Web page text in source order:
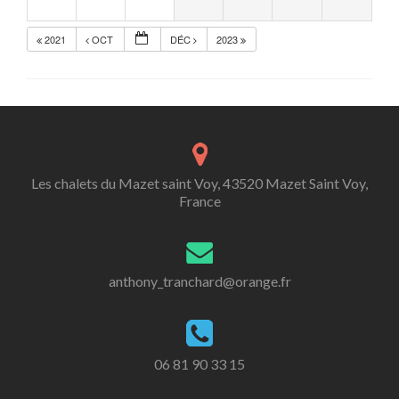
2021 OCT DÉC 2023
Les chalets du Mazet saint Voy, 43520 Mazet Saint Voy,
France
anthony_tranchard@orange.fr
06 81 90 33 15